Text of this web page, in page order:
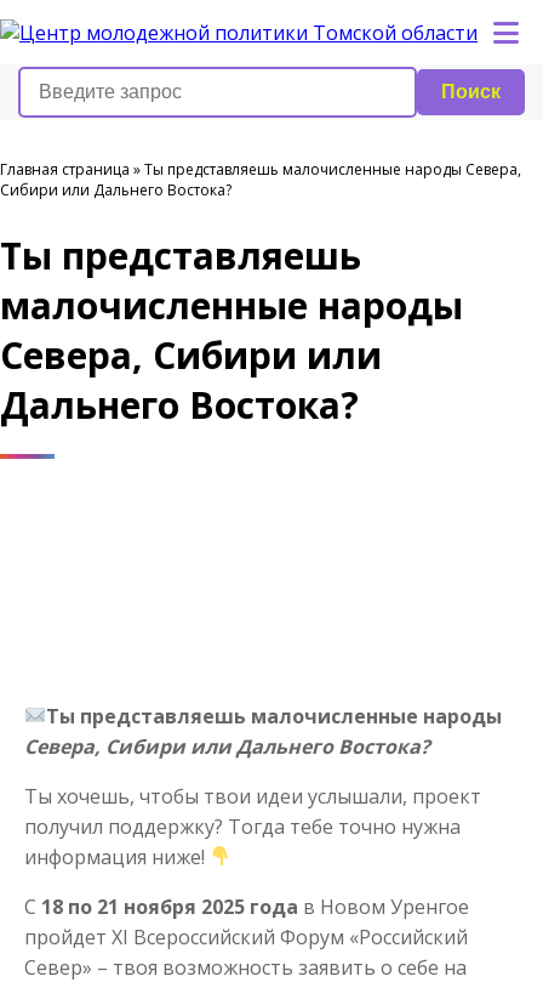
Поиск
Главная страница »️Ты представляешь малочисленные народы Севера,
Сибири или Дальнего Востока?
️Ты представляешь
малочисленные народы
Севера, Сибири или
Дальнего Востока?
Ты представляешь малочисленные народы
Севера, Сибири или Дальнего Востока?
Ты хочешь, чтобы твои идеи услышали, проект
получил поддержку? Тогда тебе точно нужна
информация ниже!
С 18 по 21 ноября 2025 года в Новом Уренгое
пройдет XI Всероссийский Форум «Российский
Север» – твоя возможность заявить о себе на